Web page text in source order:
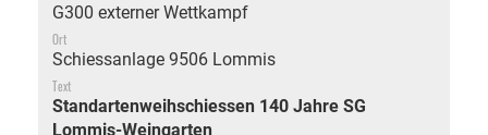
G300 externer Wettkampf
Ort
Schiessanlage 9506 Lommis
Text
Standartenweihschiessen 140 Jahre SG
Lommis-Weingarten